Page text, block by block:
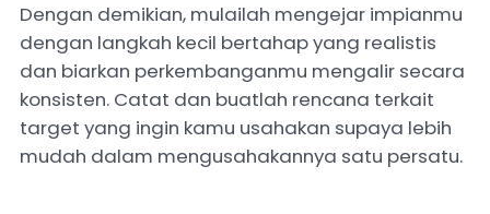
Dengan demikian, mulailah mengejar impianmu
dengan langkah kecil bertahap yang realistis
dan biarkan perkembanganmu mengalir secara
konsisten. Catat dan buatlah rencana terkait
target yang ingin kamu usahakan supaya lebih
mudah dalam mengusahakannya satu persatu.